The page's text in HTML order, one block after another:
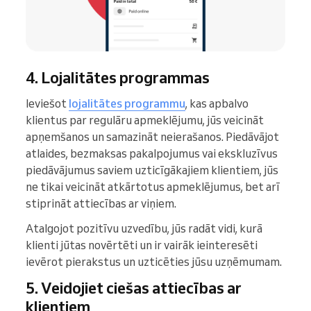
4. Lojalitātes programmas
Ieviešot lojalitātes programmu, kas apbalvo
klientus par regulāru apmeklējumu, jūs veicināt
apņemšanos un samazināt neierašanos. Piedāvājot
atlaides, bezmaksas pakalpojumus vai ekskluzīvus
piedāvājumus saviem uzticīgākajiem klientiem, jūs
ne tikai veicināt atkārtotus apmeklējumus, bet arī
stiprināt attiecības ar viņiem.
Atalgojot pozitīvu uzvedību, jūs radāt vidi, kurā
klienti jūtas novērtēti un ir vairāk ieinteresēti
ievērot pierakstus un uzticēties jūsu uzņēmumam.
5. Veidojiet ciešas attiecības ar
klientiem